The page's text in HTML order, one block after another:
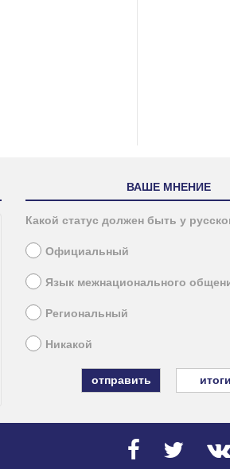
ВАШЕ МНЕНИЕ
Какой статус должен быть у
Официальный
Язык межнационального
Региональный
Никакой
итоги